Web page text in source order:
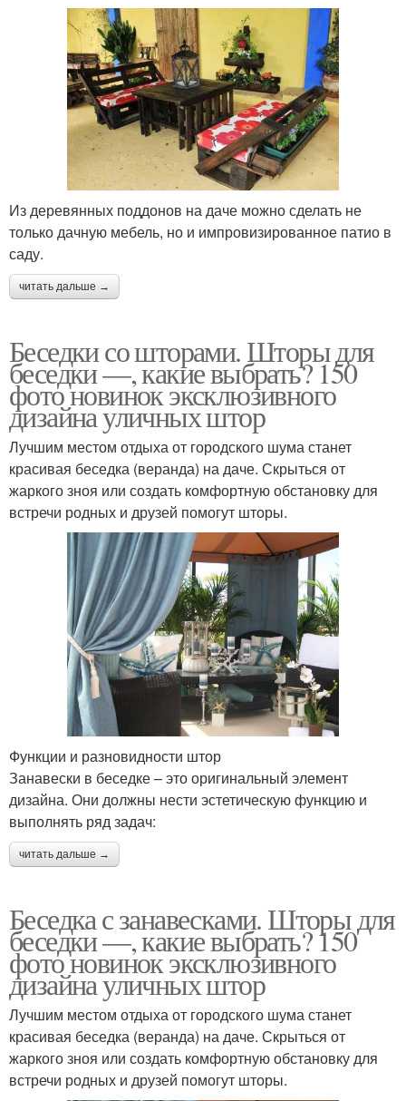
Из деревянных поддонов на даче можно сделать не
только дачную мебель, но и импровизированное патио в
саду.
читать дальше →
Беседки со шторами. Шторы для
беседки —, какие выбрать? 150
фото новинок эксклюзивного
дизайна уличных штор
Лучшим местом отдыха от городского шума станет
красивая беседка (веранда) на даче. Скрыться от
жаркого зноя или создать комфортную обстановку для
встречи родных и друзей помогут шторы.
Функции и разновидности штор
Занавески в беседке – это оригинальный элемент
дизайна. Они должны нести эстетическую функцию и
выполнять ряд задач:
читать дальше →
Беседка с занавесками. Шторы для
беседки —, какие выбрать? 150
фото новинок эксклюзивного
дизайна уличных штор
Лучшим местом отдыха от городского шума станет
красивая беседка (веранда) на даче. Скрыться от
жаркого зноя или создать комфортную обстановку для
встречи родных и друзей помогут шторы.